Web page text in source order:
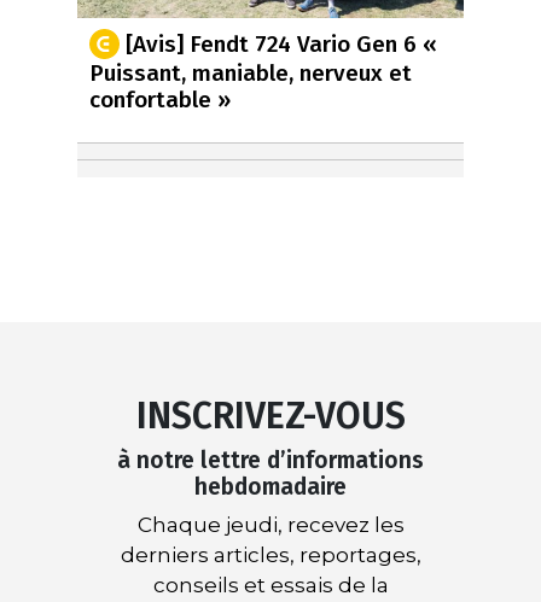
[Avis] Fendt 724 Vario Gen 6 «
Puissant, maniable, nerveux et
confortable »
INSCRIVEZ-VOUS
à notre lettre d’informations
hebdomadaire
Chaque jeudi, recevez les
derniers articles, reportages,
conseils et essais de la